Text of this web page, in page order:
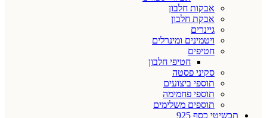
אבקות חלבון
אבקת חלבון
גיינרים
ויטמינים ומינרלים
חטיפים
חטיפי חלבון
סקיני פסטה
תוספי ביצועים
תוספי פחמימה
תוספים משלימים
תכשיטי כסף 925